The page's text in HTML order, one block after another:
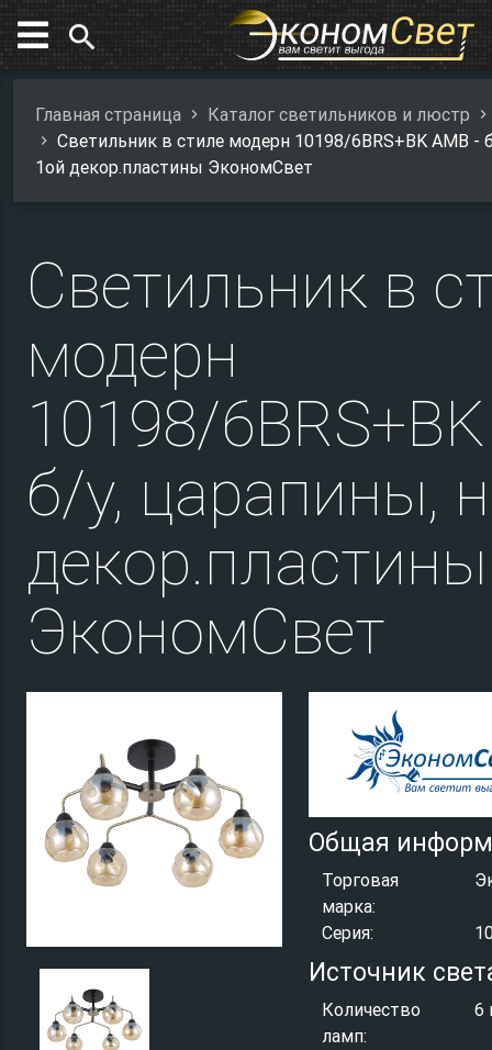
search
Главная страница
Каталог светильников и люстр
Светильник в стиле модерн 10198/6BRS+BK AMB -
1ой декор.пластины ЭкономСвет
Светильник в
модерн
10198/
б/у, царапины,
декор.пластины
ЭкономСвет
Общая
Торговая
марка:
Серия:
Источник
Количество
ламп:
6